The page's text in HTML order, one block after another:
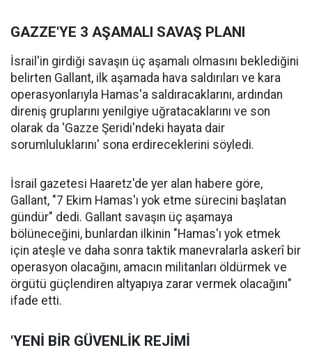
GAZZE'YE 3 AŞAMALI SAVAŞ PLANI
İsrail'in girdiği savaşın üç aşamalı olmasını beklediğini
belirten Gallant, ilk aşamada hava saldırıları ve kara
operasyonlarıyla Hamas'a saldıracaklarını, ardından
direniş gruplarını yenilgiye uğratacaklarını ve son
olarak da 'Gazze Şeridi'ndeki hayata dair
sorumluluklarını' sona erdireceklerini söyledi.
İsrail gazetesi Haaretz'de yer alan habere göre,
Gallant, "7 Ekim Hamas'ı yok etme sürecini başlatan
gündür" dedi. Gallant savaşın üç aşamaya
bölüneceğini, bunlardan ilkinin "Hamas'ı yok etmek
için ateşle ve daha sonra taktik manevralarla askerî bir
operasyon olacağını, amacın militanları öldürmek ve
örgütü güçlendiren altyapıya zarar vermek olacağını"
ifade etti.
'YENİ BİR GÜVENLİK REJİMİ